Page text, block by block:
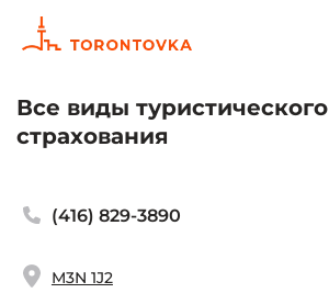
Все виды туристического
страхования
(416) 829-3890
M3N 1J2